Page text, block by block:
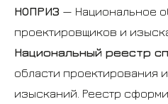
НОПРИЗ — Национальное
проектировщиков и
Национальный реестр
области проектирования
изысканий. Реестр